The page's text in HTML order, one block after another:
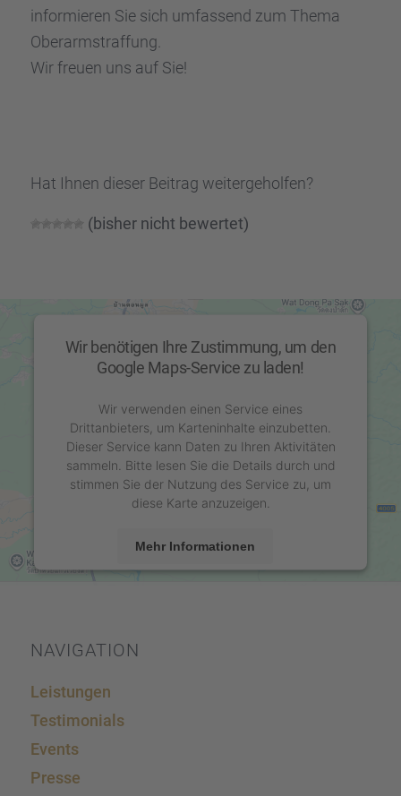
infor­mie­ren Sie sich umfas­send zum Thema
Oberarm­straf­fung.
Wir freuen uns auf Sie!
Hat Ihnen dieser Beitrag weiter­ge­hol­fen?
(bisher nicht bewer­tet)
Wir benötigen Ihre Zustimmung, um den
Google Maps-Service zu laden!
Wir verwenden einen Service eines
Drittanbieters, um Karteninhalte einzubetten.
Dieser Service kann Daten zu Ihren Aktivitäten
sammeln. Bitte lesen Sie die Details durch und
stimmen Sie der Nutzung des Service zu, um
diese Karte anzuzeigen.
Mehr Informationen
NAVIGA­TION
Leistun­gen
Testi­mo­ni­als
Events
Presse